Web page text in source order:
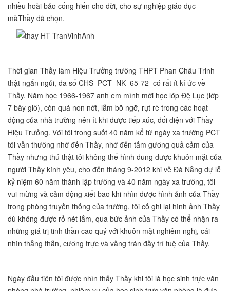
nhiều hoài bảo cống hiến cho đời, cho sự nghiệp giáo dục
màThầy đã chọn.
Thời gian Thầy làm Hiệu Trưởng trường THPT Phan Châu Trinh
thật ngắn ngủi, đa số CHS_PCT_NK_65-72 có rất ít kí ức về
Thầy. Năm học 1966-1967 anh em mình mới học lớp Đệ Lục (lớp
7 bây giờ), còn quá non nớt, lắm bỡ ngỡ, rụt rè trong các hoạt
động của nhà trường nên ít khi được tiếp xúc, đối diện với Thầy
Hiệu Trưởng. Với tôi trong suốt 40 năm kể từ ngày xa trường PCT
tôi vẫn thường nhớ đến Thầy, nhớ đến tấm gương quả cảm của
Thầy nhưng thú thật tôi không thể hình dung được khuôn mặt của
người Thầy kính yêu, cho đến tháng 9-2012 khi về Đà Nẵng dự lễ
kỷ niệm 60 năm thành lập trường và 40 năm ngày xa trường, tôi
vui mừng và cảm động xiết bao khi nhìn được hình ảnh của Thầy
trong phòng truyền thống của trường, tôi cố ghi lại hình ảnh Thầy
dù không được rỏ nét lắm, qua bức ảnh của Thầy có thể nhận ra
những giá trị tinh thần cao quý với khuôn mặt nghiêm nghị, cái
nhìn thẳng thắn, cương trực và vầng trán đầy trí tuệ của Thầy.
Ngày đầu tiên tôi được nhìn thấy Thầy khi tôi là học sinh trực văn